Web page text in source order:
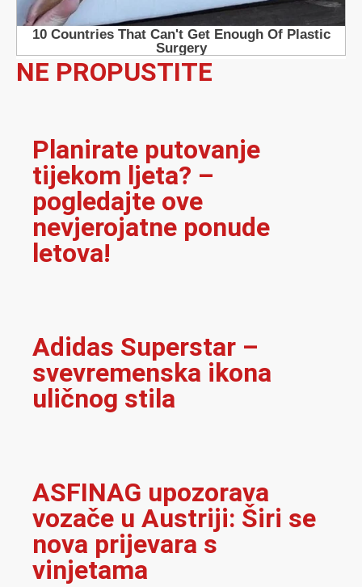
NE PROPUSTITE
Planirate putovanje
tijekom ljeta? –
pogledajte ove
nevjerojatne ponude
letova!
Adidas Superstar –
svevremenska ikona
uličnog stila
ASFINAG upozorava
vozače u Austriji: Širi se
nova prijevara s
vinjetama